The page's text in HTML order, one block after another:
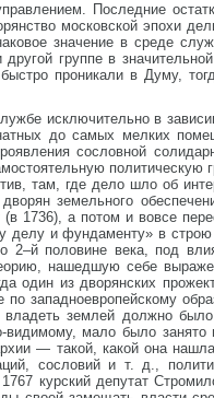
Последние
московской эпохи
значение в среде
группе в
проникали в Думу,
исключительно в
до самых мелких
сословной
политическую
там, где дело шло об
земельного
1736), а потом и вовсе
делу и фундаменту» в
2–й половине века, под
нашедшую себе
один из дворянских
западноевропейскому
владеть землей должно
видимому, мало было
— такой, какой она
сословий и т. д.,
курский депутат